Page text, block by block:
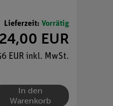
Lieferzeit: Vorrätig
24,00 EUR
EUR inkl. MwSt.
In den
Warenkorb